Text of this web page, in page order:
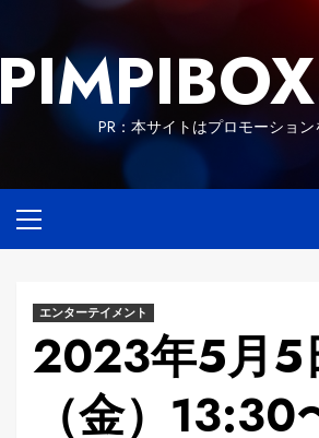
content
PR：本サイトはプロモーショ
Menu
エンターテイメント
2023年5月5
（金）